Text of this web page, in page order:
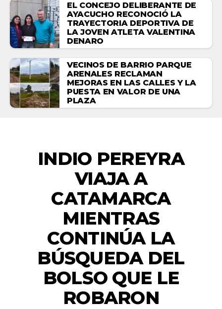
EL CONCEJO DELIBERANTE DE
AYACUCHO RECONOCIÓ LA
TRAYECTORIA DEPORTIVA DE
LA JOVEN ATLETA VALENTINA
DENARO
VECINOS DE BARRIO PARQUE
ARENALES RECLAMAN
MEJORAS EN LAS CALLES Y LA
PUESTA EN VALOR DE UNA
PLAZA
INDIO PEREYRA
VIAJA A
CATAMARCA
MIENTRAS
CONTINÚA LA
BÚSQUEDA DEL
BOLSO QUE LE
ROBARON